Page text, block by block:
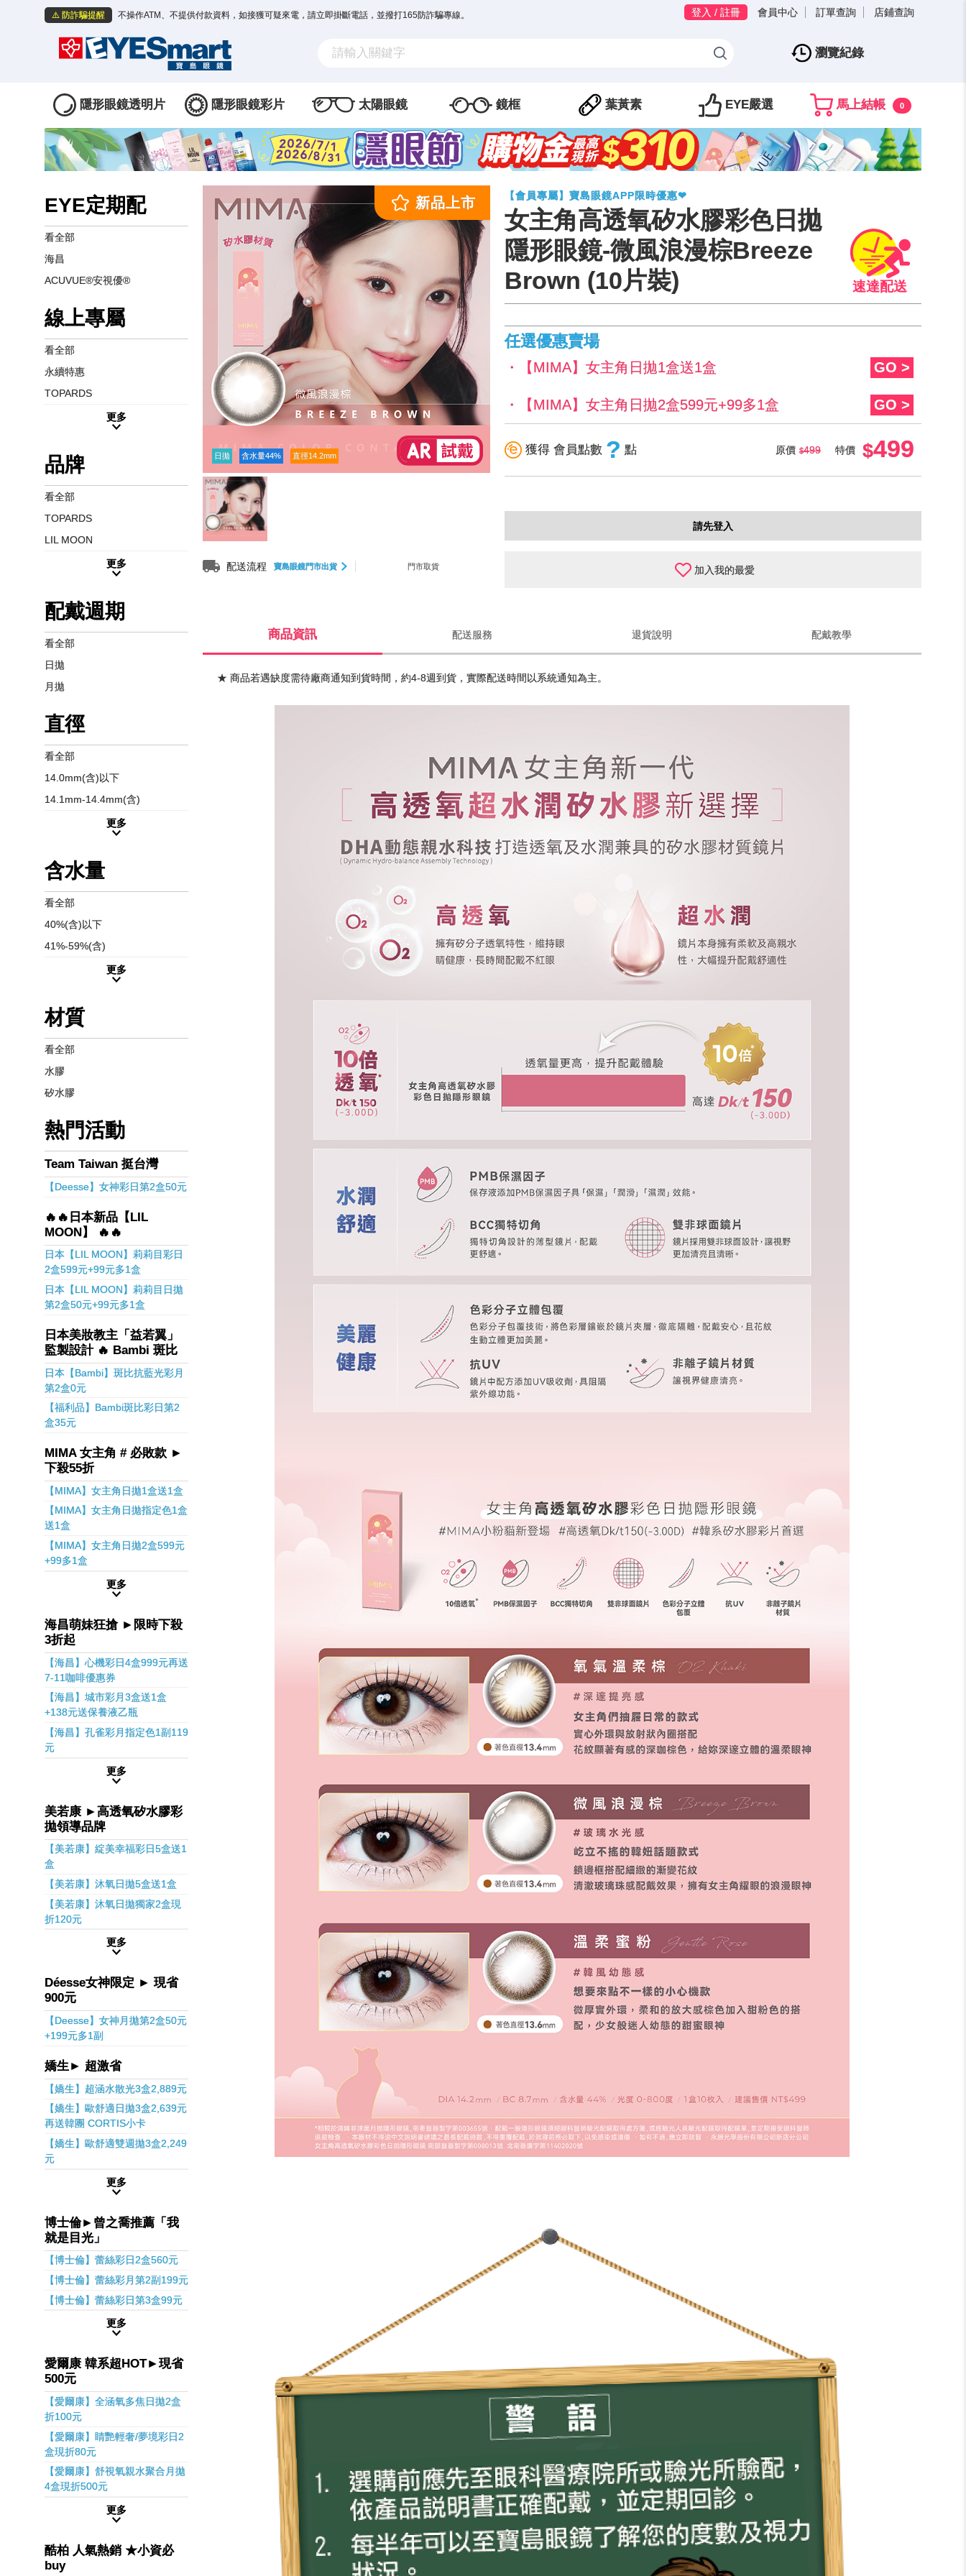
⚠️ 防詐騙提醒 不操作ATM、不提供付款資料，如接獲可疑來電，請立即掛斷電話，並撥打165防詐騙專線。 登入 / 註冊 會員中心 訂單查詢 店鋪查詢
瀏覽紀錄
隱形眼鏡透明片 隱形眼鏡彩片 太陽眼鏡 鏡框 葉黃素 EYE嚴選 馬上結帳 0
EYE定期配
看全部
海昌
ACUVUE®安視優®
線上專屬
看全部
永續特惠
TOPARDS
更多
品牌
看全部
TOPARDS
LIL MOON
更多
配戴週期
看全部
日拋
月拋
直徑
看全部
14.0mm(含)以下
14.1mm-14.4mm(含)
更多
含水量
看全部
40%(含)以下
41%-59%(含)
更多
材質
看全部
水膠
矽水膠
熱門活動
Team Taiwan 挺台灣
【Deesse】女神彩日第2盒50元
🔥🔥日本新品【LIL
MOON】 🔥🔥
日本【LIL MOON】莉莉目彩日
2盒599元+99元多1盒
日本【LIL MOON】莉莉目日拋
第2盒50元+99元多1盒
日本美妝教主「益若翼」
監製設計 🔥 Bambi 斑比
日本【Bambi】斑比抗藍光彩月
第2盒0元
【福利品】Bambi斑比彩日第2
盒35元
MIMA 女主角 # 必敗款 ►
下殺55折
【MIMA】女主角日拋1盒送1盒
【MIMA】女主角日拋指定色1盒
送1盒
【MIMA】女主角日拋2盒599元
+99多1盒
更多
海昌萌妹狂搶 ►限時下殺
3折起
【海昌】心機彩日4盒999元再送
7-11咖啡優惠券
【海昌】城市彩月3盒送1盒
+138元送保養液乙瓶
【海昌】孔雀彩月指定色1副119
元
更多
美若康 ►高透氧矽水膠彩
拋領導品牌
【美若康】綻美幸福彩日5盒送1
盒
【美若康】沐氧日拋5盒送1盒
【美若康】沐氧日拋獨家2盒現
折120元
更多
Déesse女神限定 ► 現省
900元
【Deesse】女神月拋第2盒50元
+199元多1副
嬌生► 超激省
【嬌生】超涵水散光3盒2,889元
【嬌生】歐舒適日拋3盒2,639元
再送韓團 CORTIS小卡
【嬌生】歐舒適雙週拋3盒2,249
元
更多
博士倫►曾之喬推薦「我
就是目光」
【博士倫】蕾絲彩日2盒560元
【博士倫】蕾絲彩月第2副199元
【博士倫】蕾絲彩日第3盒99元
更多
愛爾康 韓系超HOT►現省
500元
【愛爾康】全涵氧多焦日拋2盒
折100元
【愛爾康】睛艷輕奢/夢境彩日2
盒現折80元
【愛爾康】舒視氧親水聚合月拋
4盒現折500元
更多
酷柏 人氣熱銷 ★小資必
buy
日拋 含水量44% 直徑14.2mm
配送流程 寶島眼鏡門市出貨 門市取貨
【會員專屬】寶島眼鏡APP限時優惠❤
女主角高透氧矽水膠彩色日拋
隱形眼鏡-微風浪漫棕Breeze
Brown (10片裝)
任選優惠賣場
・【MIMA】女主角日拋1盒送1盒 GO >
・【MIMA】女主角日拋2盒599元+99多1盒 GO >
獲得 會員點數 ? 點 原價 499 特價 499
請先登入
加入我的最愛
商品資訊 配送服務 退貨說明 配戴教學
★ 商品若遇缺度需待廠商通知到貨時間，約4-8週到貨，實際配送時間以系統通知為主。